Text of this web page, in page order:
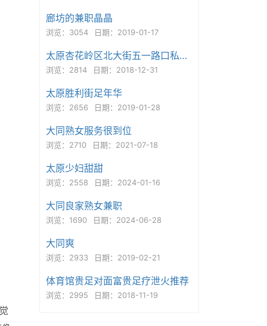
廊坊的兼职晶晶
浏览：3054 日期：2019-01-17
太原杏花岭区北大街五一路口私家熟女
浏览：2814 日期：2018-12-31
太原胜利街足年华
浏览：2656 日期：2019-01-28
大同熟女服务很到位
浏览：2710 日期：2021-07-18
太原少妇甜甜
浏览：2558 日期：2024-01-16
大同良家熟女兼职
浏览：1690 日期：2024-06-28
大同爽
浏览：2933 日期：2019-02-21
体育馆贵足对面富贵足疗泄火推荐
浏览：2995 日期：2018-11-19